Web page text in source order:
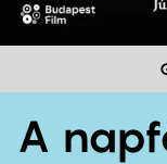
A